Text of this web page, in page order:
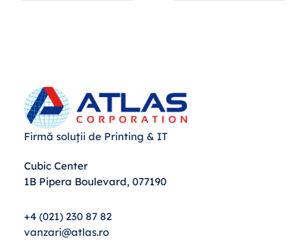
Firmă soluții de Printing & IT
Cubic Center
1B Pipera Boulevard, 077190
+4 (021) 230 87 82
vanzari@atlas.ro